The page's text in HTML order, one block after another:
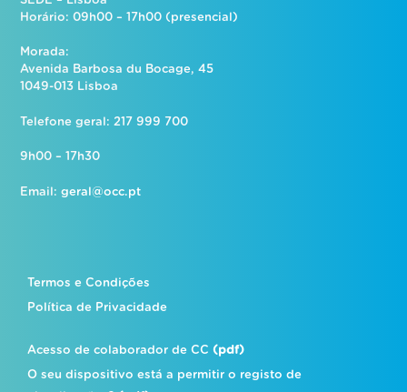
Horário: 09h00 – 17h00 (presencial)
Morada:
Avenida Barbosa du Bocage, 45
1049-013 Lisboa
Telefone geral: 217 999 700
9h00 – 17h30
Email:geral@occ.pt
Termos e Condições
Política de Privacidade
Acesso de colaborador de CC(pdf)
O seu dispositivo está a permitir o registo de